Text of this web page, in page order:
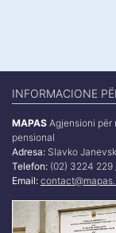
INFORMACIONE
MAPAS Agjensioni për
pensional
Adresa: Slavko
Telefon: (02) 3224 229
Email: